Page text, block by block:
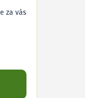
za vás